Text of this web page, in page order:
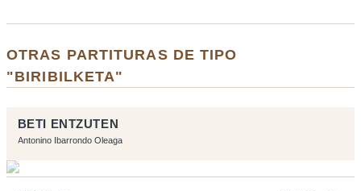
OTRAS PARTITURAS DE TIPO
"BIRIBILKETA"
BETI ENTZUTEN
Antonino Ibarrondo Oleaga